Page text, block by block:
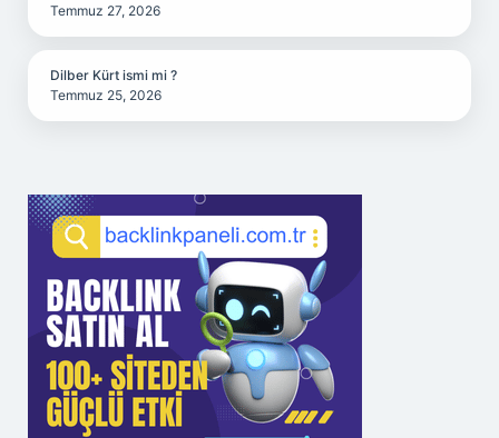
Temmuz 27, 2026
Dilber Kürt ismi mi ?
Temmuz 25, 2026